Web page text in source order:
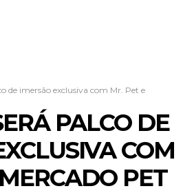
de imersão exclusiva com Mr. Pet e
PALCO DE
COM
PET